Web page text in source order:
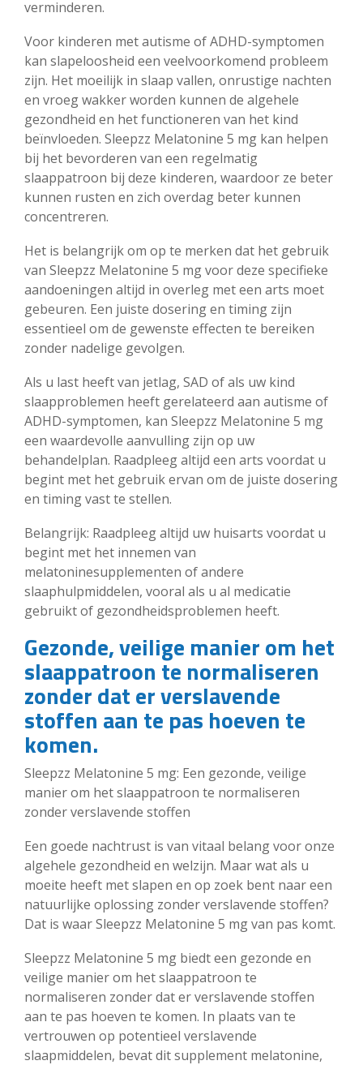
verminderen.
Voor kinderen met autisme of ADHD-symptomen
kan slapeloosheid een veelvoorkomend probleem
zijn. Het moeilijk in slaap vallen, onrustige nachten
en vroeg wakker worden kunnen de algehele
gezondheid en het functioneren van het kind
beïnvloeden. Sleepzz Melatonine 5 mg kan helpen
bij het bevorderen van een regelmatig
slaappatroon bij deze kinderen, waardoor ze beter
kunnen rusten en zich overdag beter kunnen
concentreren.
Het is belangrijk om op te merken dat het gebruik
van Sleepzz Melatonine 5 mg voor deze specifieke
aandoeningen altijd in overleg met een arts moet
gebeuren. Een juiste dosering en timing zijn
essentieel om de gewenste effecten te bereiken
zonder nadelige gevolgen.
Als u last heeft van jetlag, SAD of als uw kind
slaapproblemen heeft gerelateerd aan autisme of
ADHD-symptomen, kan Sleepzz Melatonine 5 mg
een waardevolle aanvulling zijn op uw
behandelplan. Raadpleeg altijd een arts voordat u
begint met het gebruik ervan om de juiste dosering
en timing vast te stellen.
Belangrijk: Raadpleeg altijd uw huisarts voordat u
begint met het innemen van
melatoninesupplementen of andere
slaaphulpmiddelen, vooral als u al medicatie
gebruikt of gezondheidsproblemen heeft.
Gezonde, veilige manier om het
slaappatroon te normaliseren
zonder dat er verslavende
stoffen aan te pas hoeven te
komen.
Sleepzz Melatonine 5 mg: Een gezonde, veilige
manier om het slaappatroon te normaliseren
zonder verslavende stoffen
Een goede nachtrust is van vitaal belang voor onze
algehele gezondheid en welzijn. Maar wat als u
moeite heeft met slapen en op zoek bent naar een
natuurlijke oplossing zonder verslavende stoffen?
Dat is waar Sleepzz Melatonine 5 mg van pas komt.
Sleepzz Melatonine 5 mg biedt een gezonde en
veilige manier om het slaappatroon te
normaliseren zonder dat er verslavende stoffen
aan te pas hoeven te komen. In plaats van te
vertrouwen op potentieel verslavende
slaapmiddelen, bevat dit supplement melatonine,